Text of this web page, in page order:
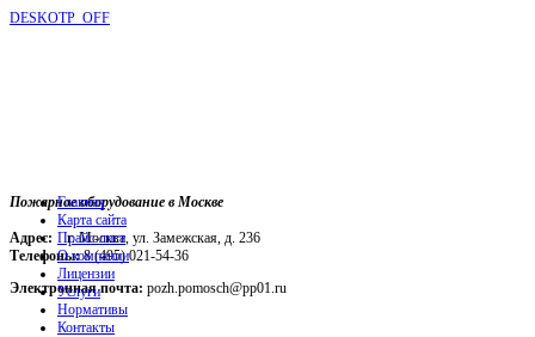
DESKOTP_OFF
Пожарное оборудование в Москве
Адрес: г. Москва, ул. Замежская, д. 236
Телефоны:8 (495) 021-54-36
Электронная почта: pozh.pomosch@pp01.ru
Главная
Карта сайта
Прайс-лист
О компании
Лицензии
Услуги
Нормативы
Контакты